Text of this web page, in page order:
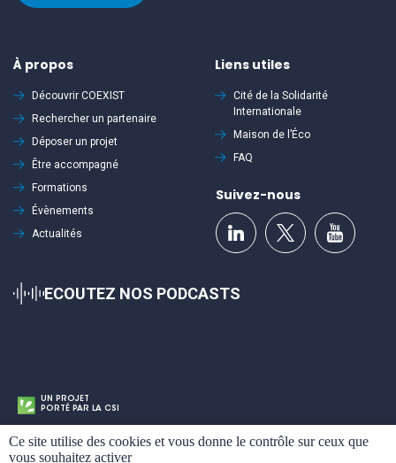
À propos
Découvrir COEXIST
Rechercher un partenaire
Déposer un projet
Être accompagné
Formations
Évènements
Actualités
Liens utiles
Cité de la Solidarité
Internationale
Maison de l’Éco
FAQ
Suivez-nous
ECOUTEZ NOS PODCASTS
UN PROJET
PORTÉ PAR LA CSI
Mentions légalesPolitique de confidentialitéPlan du site Cookies
Ce site utilise des cookies et vous donne le contrôle sur ceux que
vous souhaitez activer